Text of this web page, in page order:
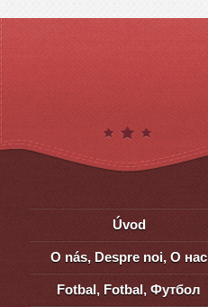
Úvod
O nás, Despre noi, О нас
Fotbal, Fotbal, Футбол